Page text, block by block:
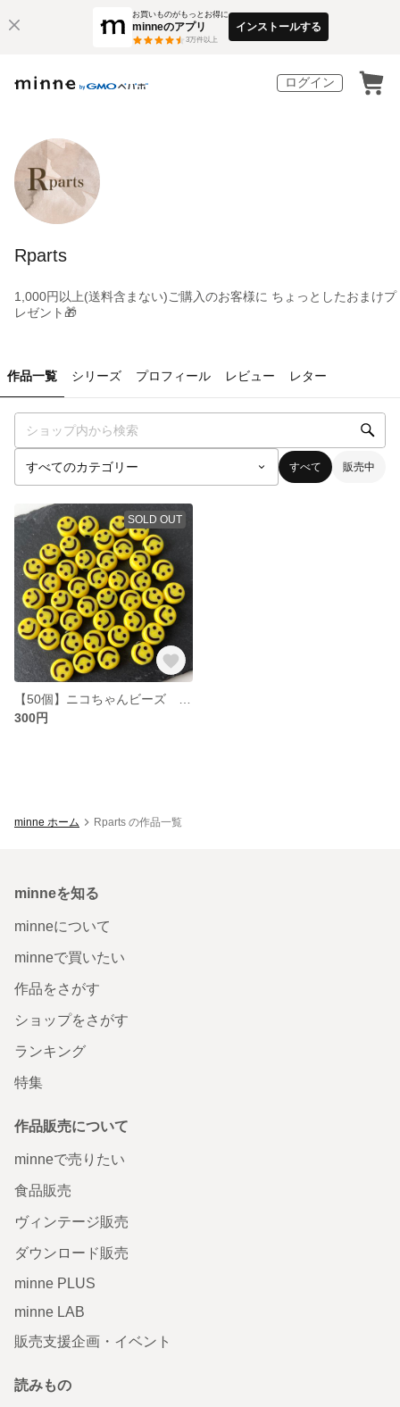
お買いものがもっとお得に
minneのアプリ
3万件以上
インストールする
ログイン
Rparts
1,000円以上(送料含まない)ご購入のお客様に ちょっとしたおまけプ
レゼント🎁
作品一覧 シリーズ プロフィール レビュー レター
すべて 販売中
SOLD OUT
300円
minne ホーム Rparts の作品一覧
minneを知る
minneについて
minneで買いたい
作品をさがす
ショップをさがす
ランキング
特集
作品販売について
minneで売りたい
食品販売
ヴィンテージ販売
ダウンロード販売
minne PLUS
minne LAB
販売支援企画・イベント
読みもの